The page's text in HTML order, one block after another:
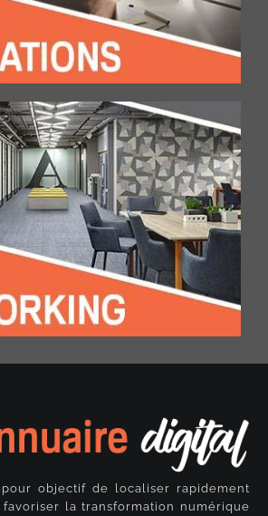
pour objectif de localiser rapidement
la transformation numérique